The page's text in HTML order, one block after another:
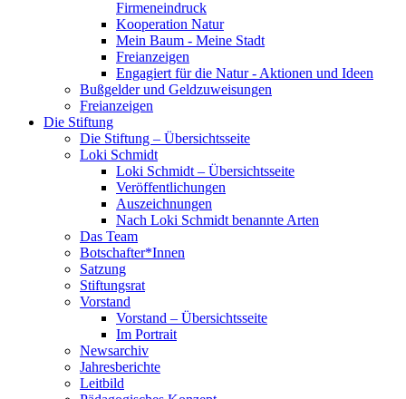
Firmeneindruck
Kooperation Natur
Mein Baum - Meine Stadt
Freianzeigen
Engagiert für die Natur - Aktionen und Ideen
Bußgelder und Geldzuweisungen
Freianzeigen
Die Stiftung
Die Stiftung – Übersichtsseite
Loki Schmidt
Loki Schmidt – Übersichtsseite
Veröffentlichungen
Auszeichnungen
Nach Loki Schmidt benannte Arten
Das Team
Botschafter*Innen
Satzung
Stiftungsrat
Vorstand
Vorstand – Übersichtsseite
Im Portrait
Newsarchiv
Jahresberichte
Leitbild